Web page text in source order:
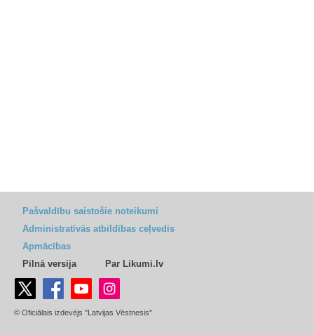
Pašvaldību saistošie noteikumi
Administratīvās atbildības ceļvedis
Apmācības
Pilnā versija
Par Likumi.lv
© Oficiālais izdevējs "Latvijas Vēstnesis"